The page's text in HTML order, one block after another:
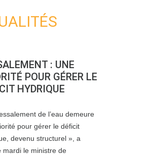
: UNE
POUR GÉRER LE
HYDRIQUE
de l’eau demeure
pour gérer le déficit
devenu structurel », a
mardi le ministre de